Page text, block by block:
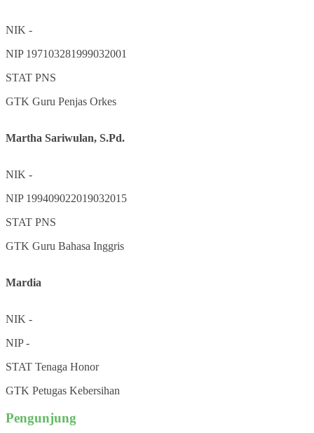
NIK -
NIP 197103281999032001
STAT PNS
GTK Guru Penjas Orkes
Martha Sariwulan, S.Pd.
NIK -
NIP 199409022019032015
STAT PNS
GTK Guru Bahasa Inggris
Mardia
NIK -
NIP-
STAT Tenaga Honor
GTK Petugas Kebersihan
Pengunjung